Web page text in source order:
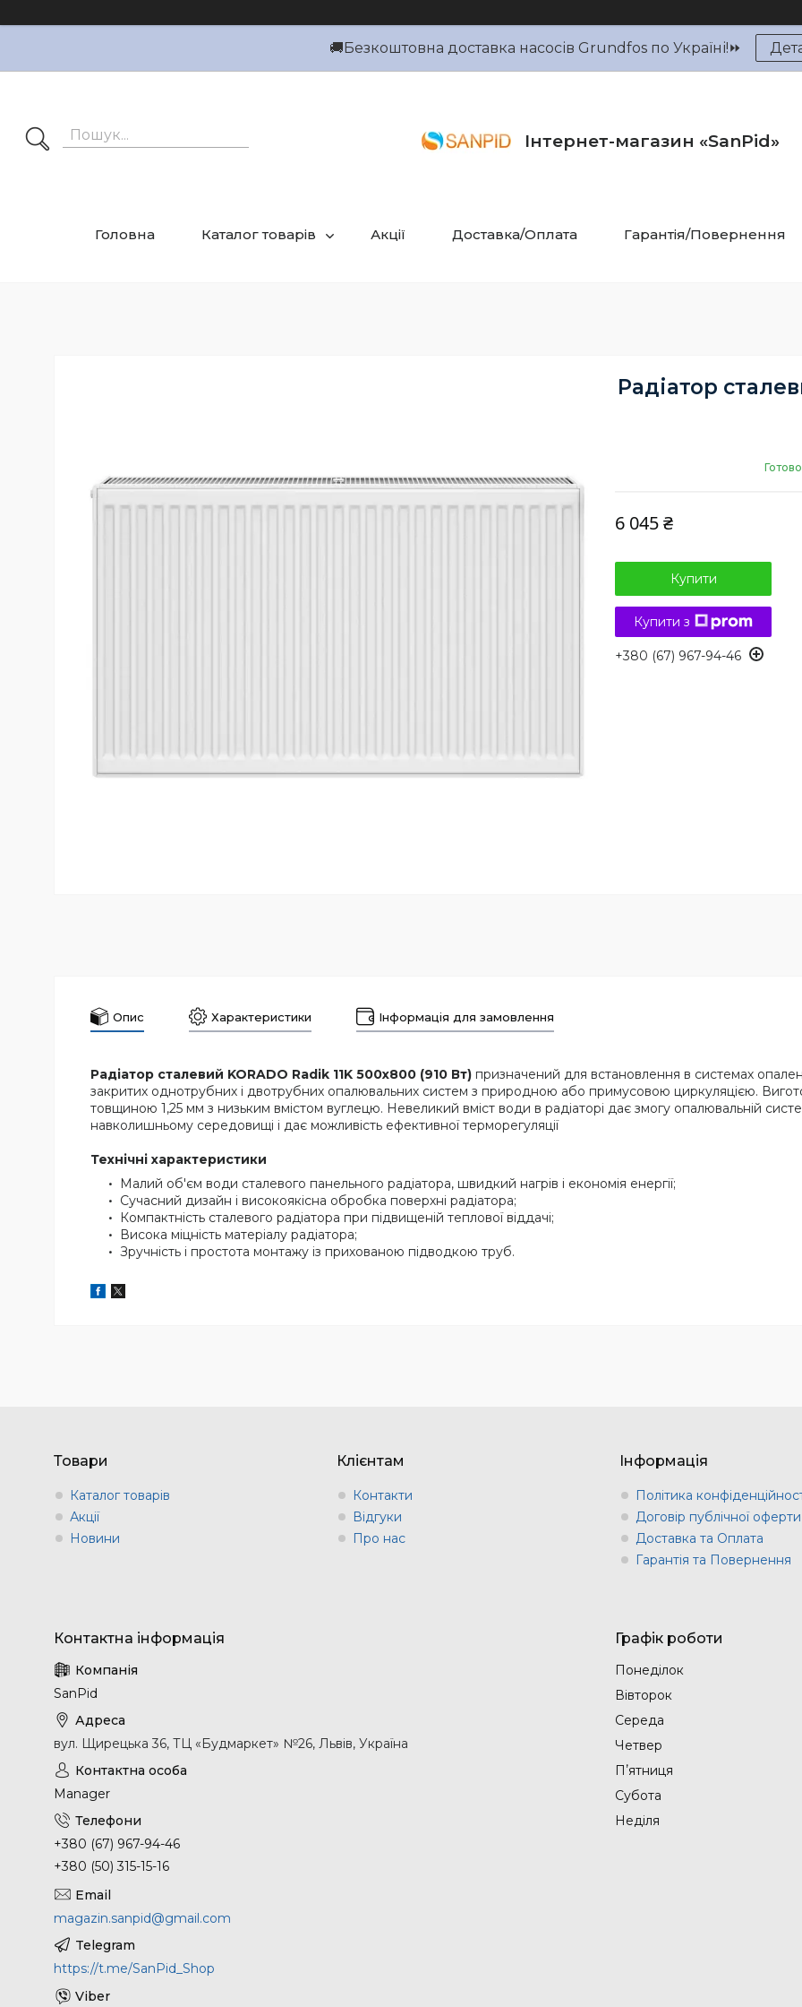
🚚Безкоштовна доставка насосів Grundfos по Україні!⏩
Інтернет-магазин «SanPid»
Головна Каталог товарів Акції Доставка/Оплата Гарантія/Повернення
Радіатор
6 045 ₴
Купити
Купити з
+380 (67) 967-94-46
Опис Характеристики Інформація для замовлення
Радіатор сталевий KORADO Radik 11K 500x800 (910 Вт) призначений для встановлення в системах
закритих однотрубних і двотрубних опалювальних систем з природною або примусовою циркуляцією.
товщиною 1,25 мм з низьким вмістом вуглецю. Невеликий вміст води в радіаторі дає змогу опалювальній
навколишньому середовищі і дає можливість ефективної терморегуляції
Технічні характеристики
Малий об'єм води сталевого панельного радіатора, швидкий нагрів і економія енергії;
Сучасний дизайн і високоякісна обробка поверхні радіатора;
Компактність сталевого радіатора при підвищеній теплової віддачі;
Висока міцність матеріалу радіатора;
Зручність і простота монтажу із прихованою підводкою труб.
Товари
Каталог товарів
Акції
Новини
Клієнтам
Контакти
Відгуки
Про нас
Інформація
Політика
Договір публічної оферти
Доставка та Оплата
Гарантія та Повернення
SanPid
вул. Щирецька 36, ТЦ «Будмаркет» №26, Львів, Україна
Manager
+380 (67) 967-94-46
+380 (50) 315-15-16
magazin.sanpid@gmail.com
https://t.me/SanPid_Shop
Графік роботи
Понеділок
Вівторок
Середа
Четвер
Пʼятниця
Субота
Неділя